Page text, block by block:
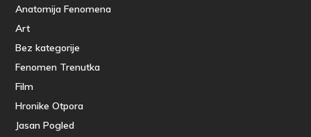
Anatomija Fenomena
Art
Bez kategorije
Fenomen Trenutka
Film
Hronike Otpora
Jasan Pogled